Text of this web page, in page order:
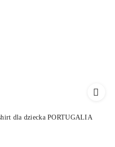
dla dziecka PORTUGALIA